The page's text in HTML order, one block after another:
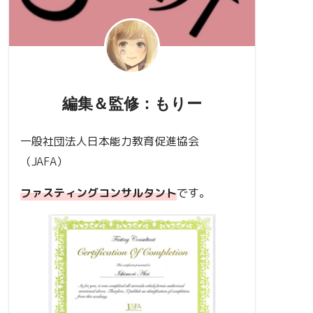
編集＆監修：もりー
一般社団法人日本能力教育促進協会
（JAFA）
ファスティングコンサルタントです。